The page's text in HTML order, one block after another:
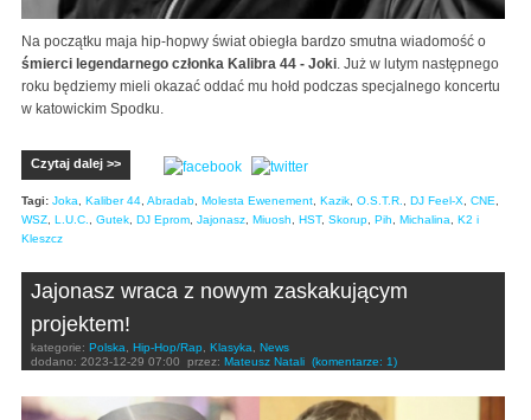
Na początku maja hip-hopwy świat obiegła bardzo smutna wiadomość o
śmierci legendarnego członka Kalibra 44 - Joki. Już w lutym następnego
roku będziemy mieli okazać oddać mu hołd podczas specjalnego koncertu
w katowickim Spodku.
Czytaj dalej >>
Tagi: Joka, Kaliber 44, Abradab, Molesta Ewenement, Kazik, O.S.T.R., DJ Feel-X, CNE,
WSZ, L.U.C., Gutek, DJ Eprom, Jajonasz, Miuosh, HST, Skorup, Pih, Michalina, K2 i
Kleszcz
Jajonasz wraca z nowym zaskakującym
projektem!
kategorie: Polska, Hip-Hop/Rap, Klasyka, News
dodano: 2023-12-29 07:00 przez: Mateusz Natali (komentarze: 1)